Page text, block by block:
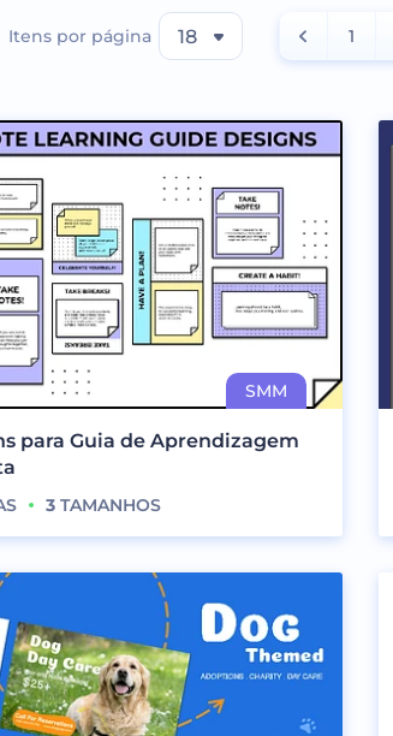
Itens por página 18 1
para Guia de Aprendizagem
3 TAMANHOS